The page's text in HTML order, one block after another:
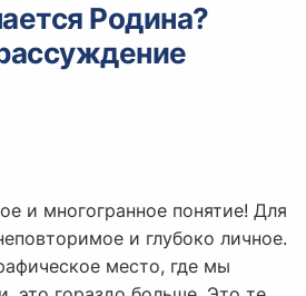
Родина?
и многогранное понятие! Для
и глубоко личное.
место, где мы